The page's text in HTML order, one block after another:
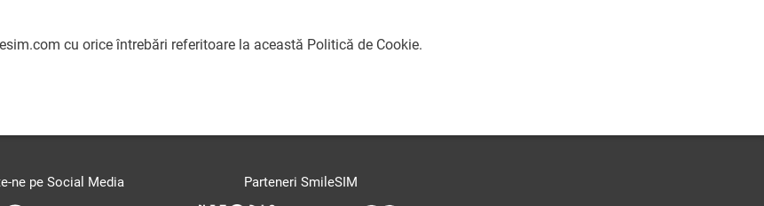
cu orice întrebări referitoare la această Politică de Cookie.
ne pe Social Media Parteneri SmileSIM